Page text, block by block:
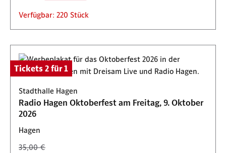
Verfügbar: 220 Stück
Tickets 2 für 1
Stadthalle Hagen
Radio Hagen Oktoberfest am Freitag, 9. Oktober
2026
Hagen
35,00 €